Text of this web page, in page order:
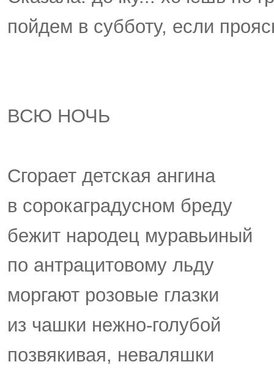
пойдем в субботу, если
ВСЮ НОЧЬ
Сгорает детская ангина
в сорокаградусном бреду
бежит народец муравьиный
по антрацитовому льду
моргают розовые глазки
из чашки нежно-голубой
позвякивая, неваляшки